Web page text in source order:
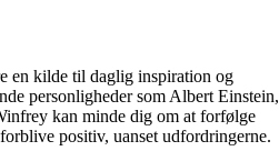
en kilde til daglig inspiration og
personligheder som Albert Einstein,
kan minde dig om at forfølge
positiv, uanset udfordringerne.